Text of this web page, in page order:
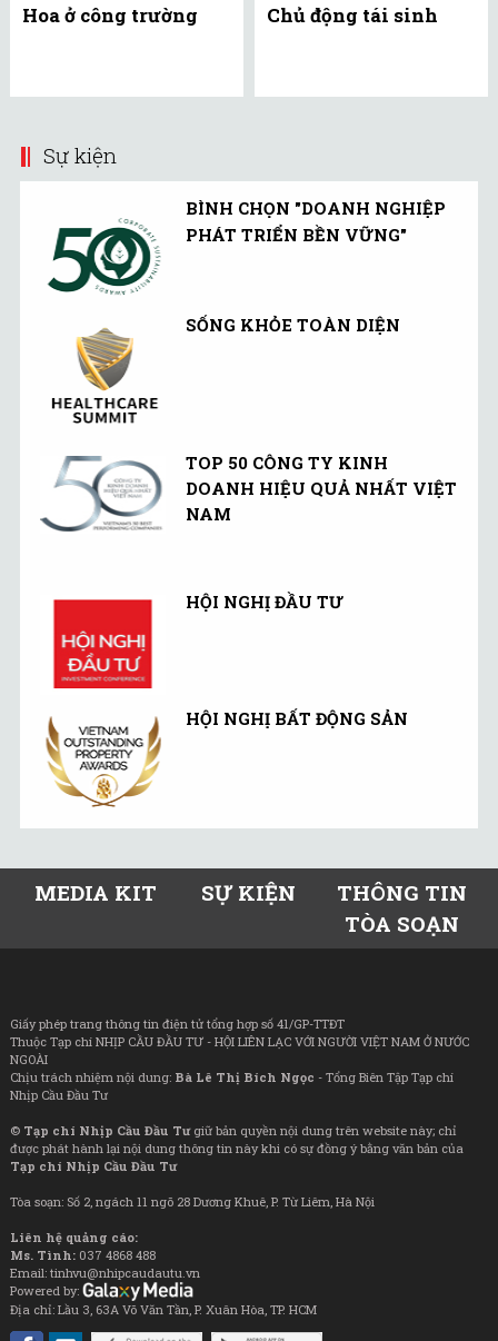
Hoa ở công trường Chủ động tái sinh
Sự kiện
BÌNH CHỌN "DOANH NGHIỆP
PHÁT TRIỂN BỀN VỮNG"
SỐNG KHỎE TOÀN DIỆN
TOP 50 CÔNG TY KINH
DOANH HIỆU QUẢ NHẤT VIỆT
NAM
HỘI NGHỊ ĐẦU TƯ
HỘI NGHỊ BẤT ĐỘNG SẢN
MEDIA KIT SỰ KIỆN
THÔNG TIN
TÒA SOẠN
Giấy phép trang thông tin điện tử tổng hợp số 41/GP-TTĐT
Thuộc Tạp chí NHỊP CẦU ĐẦU TƯ - HỘI LIÊN LẠC VỚI NGƯỜI VIỆT NAM Ở NƯỚC
NGOÀI
Chịu trách nhiệm nội dung: Bà Lê Thị Bích Ngọc - Tổng Biên Tập Tạp chí
Nhịp Cầu Đầu Tư
© Tạp chí Nhịp Cầu Đầu Tưgiữ bản quyền nội dung trên website này; chỉ
được phát hành lại nội dung thông tin này khi có sự đồng ý bằng văn bản của
Tạp chí Nhịp Cầu Đầu Tư
Tòa soạn: Số 2, ngách 11 ngõ 28 Dương Khuê, P. Từ Liêm, Hà Nội
Liên hệ quảng cáo:
Ms. Tình: 037 4868 488
Email: tinhvu@nhipcaudautu.vn
Powered by:
Địa chỉ: Lầu 3, 63A Võ Văn Tần, P. Xuân Hòa, TP. HCM